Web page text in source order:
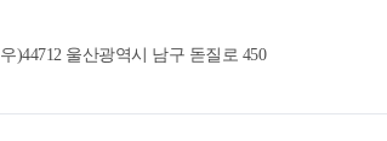
우)44712 울산광역시 남구 돋질로 450